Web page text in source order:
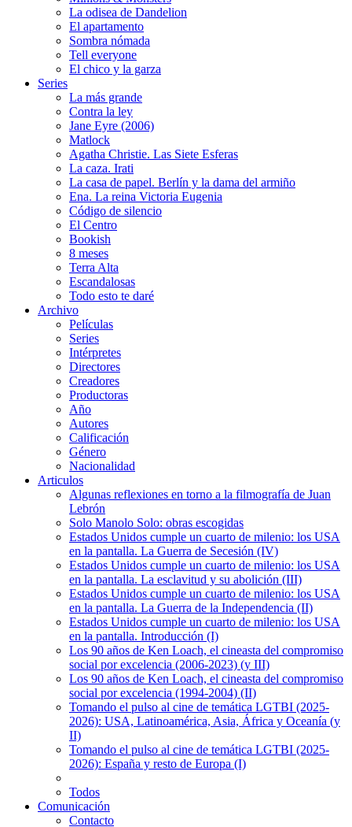
La odisea de Dandelion
El apartamento
Sombra nómada
Tell everyone
El chico y la garza
Series
La más grande
Contra la ley
Jane Eyre (2006)
Matlock
Agatha Christie. Las Siete Esferas
La caza. Irati
La casa de papel. Berlín y la dama del armiño
Ena. La reina Victoria Eugenia
Código de silencio
El Centro
Bookish
8 meses
Terra Alta
Escandalosas
Todo esto te daré
Archivo
Películas
Series
Intérpretes
Directores
Creadores
Productoras
Año
Autores
Calificación
Género
Nacionalidad
Articulos
Algunas reflexiones en torno a la filmografía de Juan
Lebrón
Solo Manolo Solo: obras escogidas
Estados Unidos cumple un cuarto de milenio: los USA
en la pantalla. La Guerra de Secesión (IV)
Estados Unidos cumple un cuarto de milenio: los USA
en la pantalla. La esclavitud y su abolición (III)
Estados Unidos cumple un cuarto de milenio: los USA
en la pantalla. La Guerra de la Independencia (II)
Estados Unidos cumple un cuarto de milenio: los USA
en la pantalla. Introducción (I)
Los 90 años de Ken Loach, el cineasta del compromiso
social por excelencia (2006-2023) (y III)
Los 90 años de Ken Loach, el cineasta del compromiso
social por excelencia (1994-2004) (II)
Tomando el pulso al cine de temática LGTBI (2025-
2026): USA, Latinoamérica, Asia, África y Oceanía (y
II)
Tomando el pulso al cine de temática LGTBI (2025-
2026): España y resto de Europa (I)
Todos
Comunicación
Contacto